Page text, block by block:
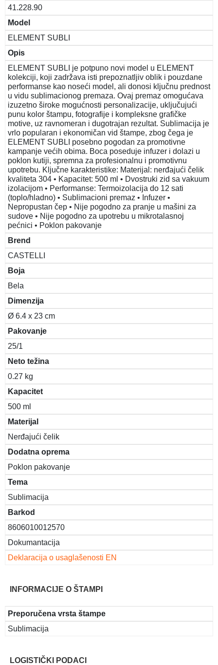
41.228.90
Model
ELEMENT SUBLI
Opis
ELEMENT SUBLI je potpuno novi model u ELEMENT
kolekciji, koji zadržava isti prepoznatljiv oblik i pouzdane
performanse kao noseći model, ali donosi ključnu prednost
u vidu sublimacionog premaza. Ovaj premaz omogućava
izuzetno široke mogućnosti personalizacije, uključujući
punu kolor štampu, fotografije i kompleksne grafičke
motive, uz ravnomeran i dugotrajan rezultat. Sublimacija je
vrlo popularan i ekonomičan vid štampe, zbog čega je
ELEMENT SUBLI posebno pogodan za promotivne
kampanje većih obima. Boca poseduje infuzer i dolazi u
poklon kutiji, spremna za profesionalnu i promotivnu
upotrebu. Ključne karakteristike: Materijal: nerđajući čelik
kvaliteta 304 • Kapacitet: 500 ml • Dvostruki zid sa vakuum
izolacijom • Performanse: Termoizolacija do 12 sati
(toplo/hladno) • Sublimacioni premaz • Infuzer •
Nepropustan čep • Nije pogodno za pranje u mašini za
sudove • Nije pogodno za upotrebu u mikrotalasnoj
pećnici • Poklon pakovanje
Brend
CASTELLI
Boja
Bela
Dimenzija
Ø 6.4 x 23 cm
Pakovanje
25/1
Neto težina
0.27 kg
Kapacitet
500 ml
Materijal
Nerđajući čelik
Dodatna oprema
Poklon pakovanje
Tema
Sublimacija
Barkod
8606010012570
Dokumantacija
Deklaracija o usaglašenosti EN
INFORMACIJE O ŠTAMPI
Preporučena vrsta štampe
Sublimacija
LOGISTIČKI PODACI